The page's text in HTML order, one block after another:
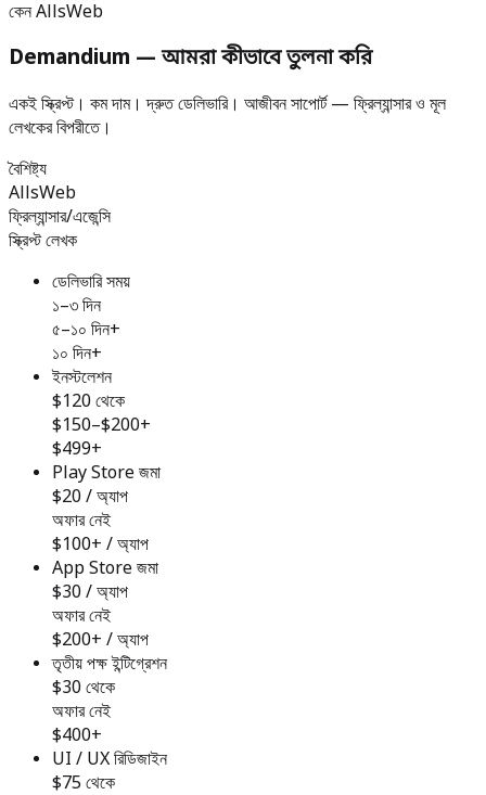
কেন AllsWeb
Demandium — আমরা কীভাবে তুলনা করি
একই স্ক্রিপ্ট। কম দাম। দ্রুত ডেলিভারি। আজীবন সাপোর্ট — ফ্রিল্যান্সার ও মূল
লেখকের বিপরীতে।
বৈশিষ্ট্য
AllsWeb
ফ্রিল্যান্সার/এজেন্সি
স্ক্রিপ্ট লেখক
ডেলিভারি সময়
১–৩ দিন
৫–১০ দিন+
১০ দিন+
ইনস্টলেশন
$120 থেকে
$150–$200+
$499+
Play Store জমা
$20 / অ্যাপ
অফার নেই
$100+ / অ্যাপ
App Store জমা
$30 / অ্যাপ
অফার নেই
$200+ / অ্যাপ
তৃতীয় পক্ষ ইন্টিগ্রেশন
$30 থেকে
অফার নেই
$400+
UI / UX রিডিজাইন
$75 থেকে